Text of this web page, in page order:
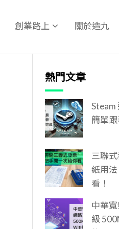
創業路上 關於造九
熱門文章
Steam
簡單
三聯
紙用
看！
中華
級